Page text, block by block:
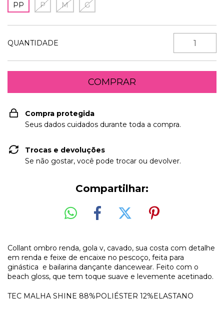
PP
P M G
QUANTIDADE
Compra protegida
Seus dados cuidados durante toda a compra.
Trocas e devoluções
Se não gostar, você pode trocar ou devolver.
Compartilhar:
Collant ombro renda, gola v, cavado, sua costa com detalhe
em renda e feixe de encaixe no pescoço, feita para
ginástica e bailarina dançante dancewear. Feito com o
beach gloss, que tem toque suave e levemente acetinado.
TEC MALHA SHINE 88%POLIÉSTER 12%ELASTANO